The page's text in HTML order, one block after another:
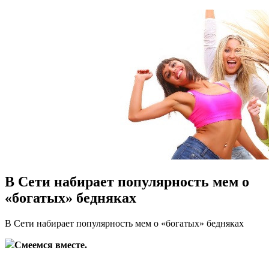
В Сети набирает популярность мем о
«богатых» бедняках
В Сeти набирает популярность мем о «богатых» бедняках
Смеемся вместе.